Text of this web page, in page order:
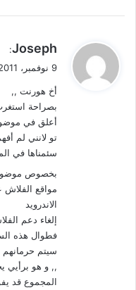
ي
ل
Joseph
:
9 نوفمبر، 2011 الساعة 5:54 م
أخ هورنت ,,
بصراحة
أعلق في
تو لانني لم
سئمناها في
بخصوص
مواقع الفلاش
الاندرويد
إلغاء دعم
فطوال هذه
,, و هو برأيي
المجموع قد يفوق الـ 6